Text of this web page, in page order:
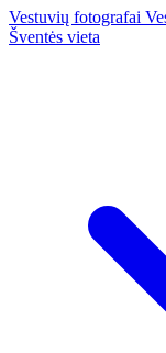
Vestuvių fotografai
Šventės vieta